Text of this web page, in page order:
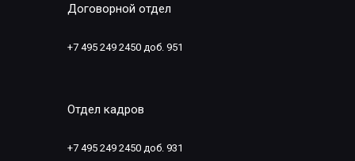
Договорной отдел
+7 495 249 2450 доб. 951
Отдел кадров
+7 495 249 2450 доб. 931